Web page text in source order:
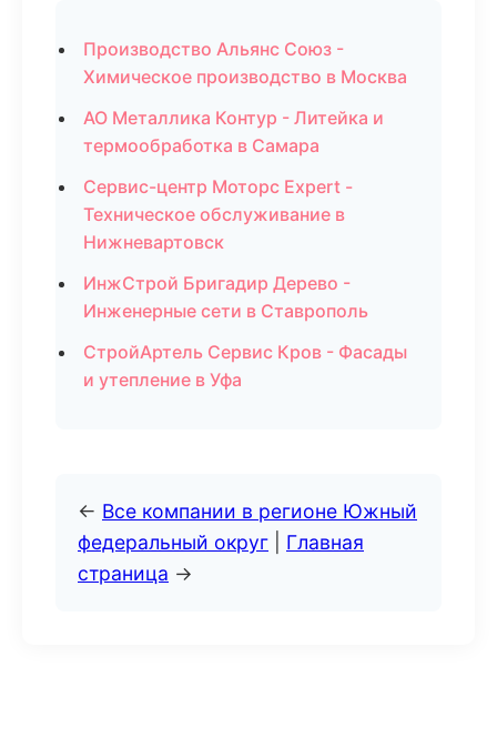
Производство Альянс Союз -
Химическое производство в Москва
АО Металлика Контур - Литейка и
термообработка в Самара
Сервис-центр Моторс Expert -
Техническое обслуживание в
Нижневартовск
ИнжСтрой Бригадир Дерево -
Инженерные сети в Ставрополь
СтройАртель Сервис Кров - Фасады
и утепление в Уфа
← Все компании в регионе Южный
федеральный округ
Главная
страница →